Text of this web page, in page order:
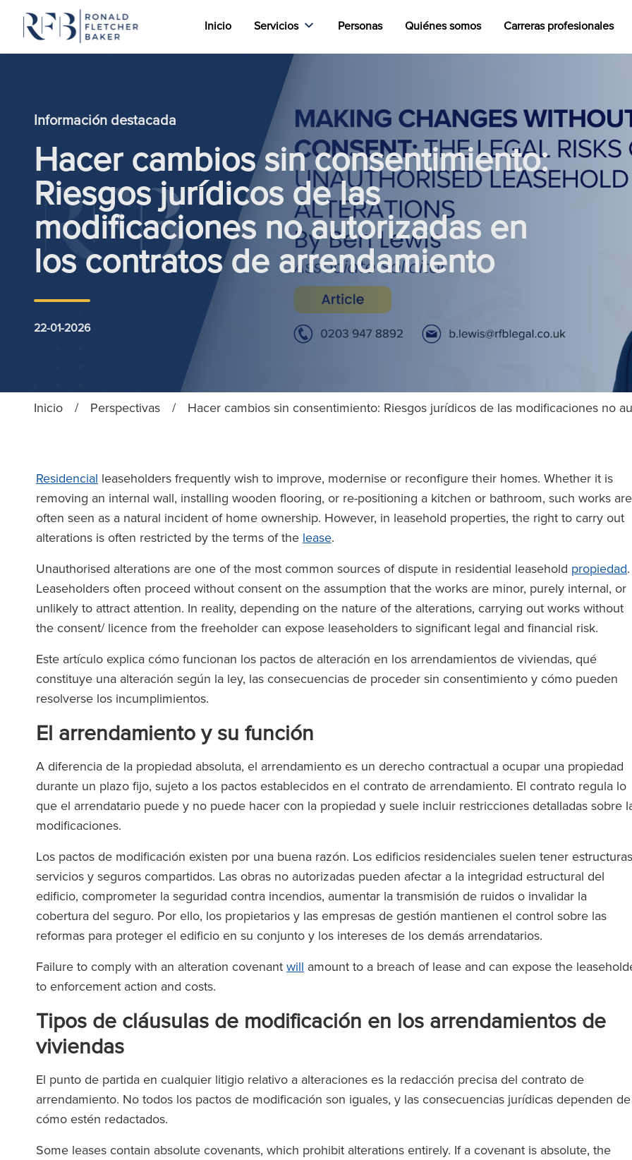
Inicio Servicios Personas Quiénes somos Carreras profesionales
Información destacada
Hacer cambios sin consentimiento:
Riesgos jurídicos de las
modificaciones no autorizadas en
los contratos de arrendamiento
22-01-2026
Inicio / Perspectivas / Hacer cambios sin consentimiento: Riesgos jurídicos de las modificaciones no
Residencial leaseholders frequently wish to improve, modernise or reconfigure their homes. Whether it is
removing an internal wall, installing wooden flooring, or re-positioning a kitchen or bathroom, such works are
often seen as a natural incident of home ownership. However, in leasehold properties, the right to carry out
alterations is often restricted by the terms of the lease.
Unauthorised alterations are one of the most common sources of dispute in residential leasehold propiedad.
Leaseholders often proceed without consent on the assumption that the works are minor, purely internal, or
unlikely to attract attention. In reality, depending on the nature of the alterations, carrying out works without
the consent/ licence from the freeholder can expose leaseholders to significant legal and financial risk.
Este artículo explica cómo funcionan los pactos de alteración en los arrendamientos de viviendas, qué
constituye una alteración según la ley, las consecuencias de proceder sin consentimiento y cómo pueden
resolverse los incumplimientos.
El arrendamiento y su función
A diferencia de la propiedad absoluta, el arrendamiento es un derecho contractual a ocupar una propiedad
durante un plazo fijo, sujeto a los pactos establecidos en el contrato de arrendamiento. El contrato regula lo
que el arrendatario puede y no puede hacer con la propiedad y suele incluir restricciones detalladas sobre
modificaciones.
Los pactos de modificación existen por una buena razón. Los edificios residenciales suelen tener
servicios y seguros compartidos. Las obras no autorizadas pueden afectar a la integridad estructural del
edificio, comprometer la seguridad contra incendios, aumentar la transmisión de ruidos o invalidar la
cobertura del seguro. Por ello, los propietarios y las empresas de gestión mantienen el control sobre las
reformas para proteger el edificio en su conjunto y los intereses de los demás arrendatarios.
Failure to comply with an alteration covenant will amount to a breach of lease and can expose the
to enforcement action and costs.
Tipos de cláusulas de modificación en los arrendamientos de
viviendas
El punto de partida en cualquier litigio relativo a alteraciones es la redacción precisa del contrato de
arrendamiento. No todos los pactos de modificación son iguales, y las consecuencias jurídicas dependen de
cómo estén redactados.
Some leases contain absolute covenants, which prohibit alterations entirely. If a covenant is absolute, the